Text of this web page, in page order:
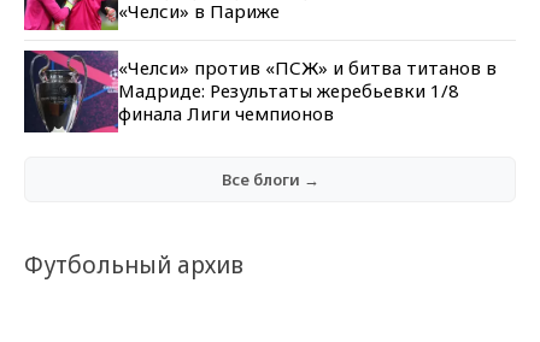
«Челси» в Париже
«Челси» против «ПСЖ» и битва титанов в
Мадриде: Результаты жеребьевки 1/8
финала Лиги чемпионов
Все блоги →
Футбольный архив